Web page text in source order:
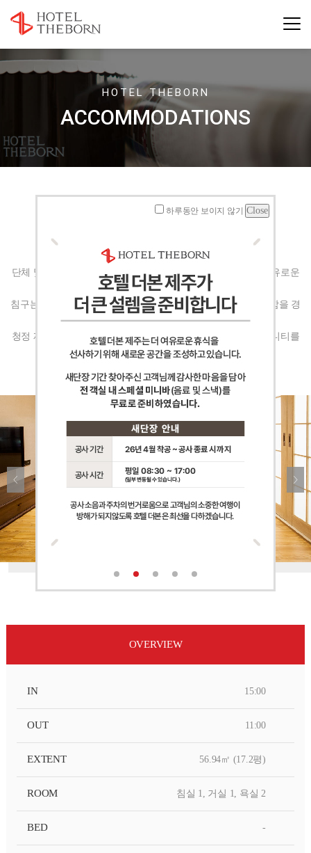
하루동안 보이지 않기
HOTEL THEBORN
ACCOMMODATIONS
ONDOL SUITE
단체 및 온돌방을 선호하는 여행객에게 추천하는 이 객실은 여유로운
수납 공간과 침실, 거실, 화장실 2개소가 제공됩니다.
침구는 100% 오리털, 100% 코튼 소재의 린넨으로 최상의 편안함을 경
험할 수 있습니다.
청정 제주의 감귤 추출물을 담은 호텔더본의 특별한 감귤 어메니티를
만나 보세요.
OVERVIEW
IN 15:00
OUT 11:00
EXTENT 56.94㎡ (17.2평)
ROOM 침실 1, 거실 1, 욕실 2
BED -